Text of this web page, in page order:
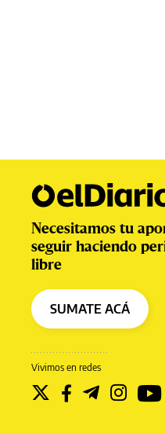
Vivimos en redes
Necesitamos tu
seguir haciendo
libre
SUMATE ACÁ